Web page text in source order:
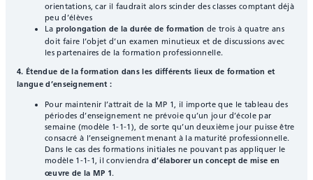
orientations, car il faudrait alors scinder des classes comptant déjà
peu d’élèves
La prolongation de la durée de formation de trois à quatre ans
doit faire l’objet d’un examen minutieux et de discussions avec
les partenaires de la formation professionnelle.
4. Étendue de la formation dans les différents lieux de formation et
langue d’enseignement :
Pour maintenir l’attrait de la MP 1, il importe que le tableau des
périodes d’enseignement ne prévoie qu’un jour d’école par
semaine (modèle 1-1-1), de sorte qu’un deuxième jour puisse être
consacré à l’enseignement menant à la maturité professionnelle.
Dans le cas des formations initiales ne pouvant pas appliquer le
modèle 1-1-1, il conviendra d’élaborer un concept de mise en
œuvre de la MP 1 .